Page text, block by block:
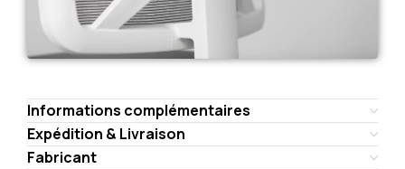
Informations complémentaires
Expédition & Livraison
Fabricant